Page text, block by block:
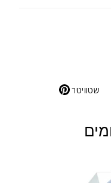
שטוויטר